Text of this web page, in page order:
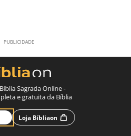
Sagrada Online -
e gratuita da Bíblia
Loja Bíbliaon